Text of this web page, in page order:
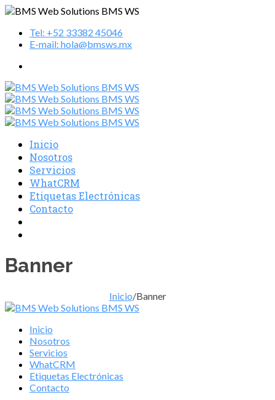
Tel: +52 33382 45046
E-mail: hola@bmsws.mx
Inicio
Nosotros
Servicios
WhatCRM
Etiquetas Electrónicas
Contacto
Banner
Inicio/Banner
Inicio
Nosotros
Servicios
WhatCRM
Etiquetas Electrónicas
Contacto